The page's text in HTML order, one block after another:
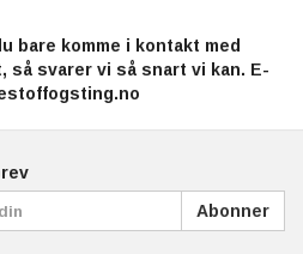
bare komme i kontakt med
så svarer vi så snart vi kan. E-
Abonner